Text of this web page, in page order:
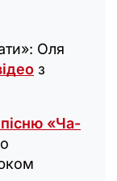
Оля
з
«Ча-